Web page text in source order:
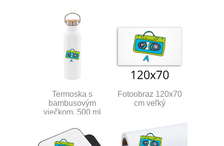
Termoska s
bambusovým
viečkom, 500 ml
Fotoobraz 120x70
cm veľký